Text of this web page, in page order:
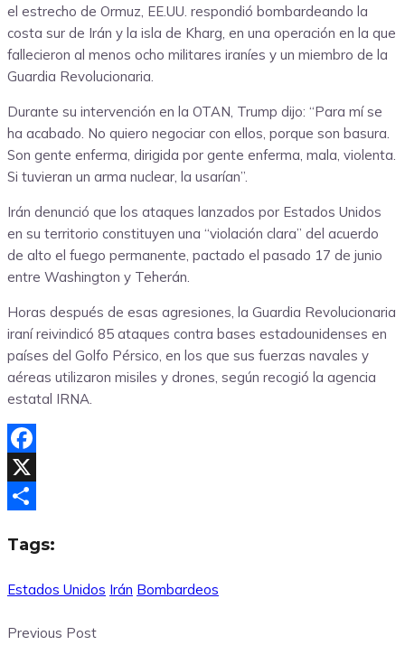
el estrecho de Ormuz, EE.UU. respondió bombardeando la
costa sur de Irán y la isla de Kharg, en una operación en la que
fallecieron al menos ocho militares iraníes y un miembro de la
Guardia Revolucionaria.
Durante su intervención en la OTAN, Trump dijo: “Para mí se
ha acabado. No quiero negociar con ellos, porque son basura.
Son gente enferma, dirigida por gente enferma, mala, violenta.
Si tuvieran un arma nuclear, la usarían”.
Irán denunció que los ataques lanzados por Estados Unidos
en su territorio constituyen una “violación clara” del acuerdo
de alto el fuego permanente, pactado el pasado 17 de junio
entre Washington y Teherán.
Horas después de esas agresiones, la Guardia Revolucionaria
iraní reivindicó 85 ataques contra bases estadounidenses en
países del Golfo Pérsico, en los que sus fuerzas navales y
aéreas utilizaron misiles y drones, según recogió la agencia
estatal IRNA.
Facebook
X
Tags:
Estados Unidos Irán Bombardeos
Previous Post